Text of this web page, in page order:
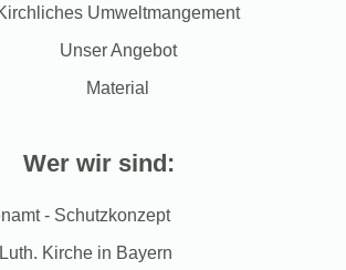
Umweltmangement
Unser Angebot
Material
Wer wir sind:
- Schutzkonzept
Kirche in Bayern